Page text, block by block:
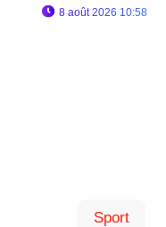
8 août 2026 10:58
Sport